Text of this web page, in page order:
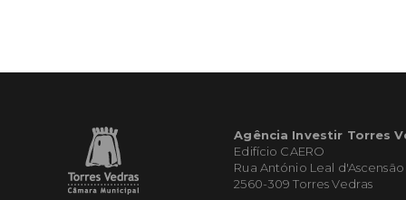
Agência Investir Torres
Edifício CAERO
Rua António Leal d'Ascensão
2560-309 Torres Vedras